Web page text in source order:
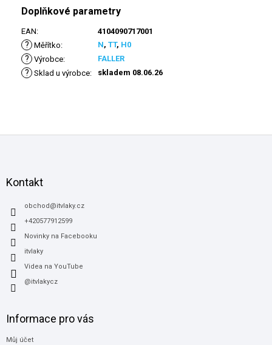
Doplňkové parametry
EAN: 4104090717001
? Měřítko: N, TT, H0
? Výrobce: FALLER
? Sklad u výrobce: skladem 08.06.26
Kontakt
obchod @itvlaky.cz
+420577912599
Novinky na Facebooku
itvlaky
Videa na YouTube
@itvlakycz
Informace pro vás
Můj účet